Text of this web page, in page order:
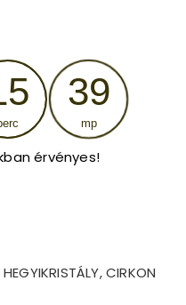
is:
4
123 Ft.
39
mp
érvényes!
CIRKON